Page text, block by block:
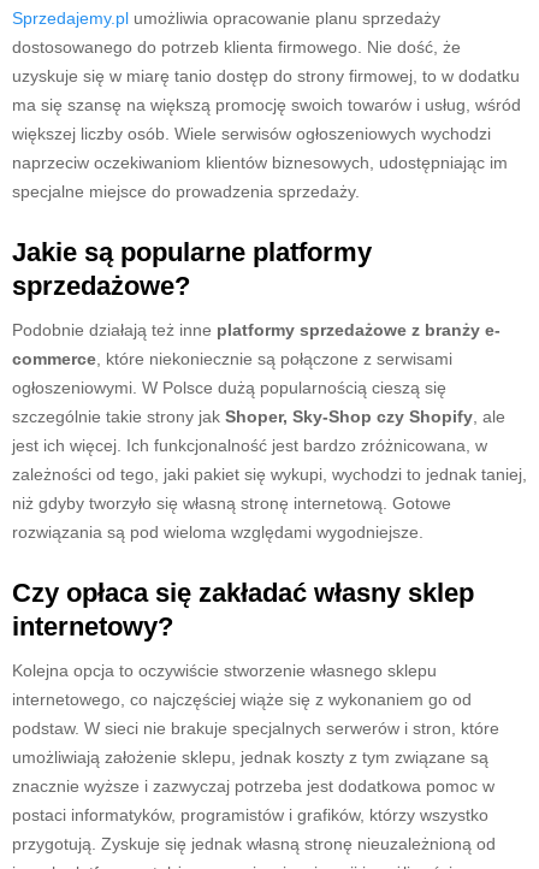
Sprzedajemy.pl umożliwia opracowanie planu sprzedaży
dostosowanego do potrzeb klienta firmowego. Nie dość, że
uzyskuje się w miarę tanio dostęp do strony firmowej, to w dodatku
ma się szansę na większą promocję swoich towarów i usług, wśród
większej liczby osób. Wiele serwisów ogłoszeniowych wychodzi
naprzeciw oczekiwaniom klientów biznesowych, udostępniając im
specjalne miejsce do prowadzenia sprzedaży.
Jakie są popularne platformy
sprzedażowe?
Podobnie działają też inne platformy sprzedażowe z branży e-
commerce , które niekoniecznie są połączone z serwisami
ogłoszeniowymi. W Polsce dużą popularnością cieszą się
szczególnie takie strony jak Shoper, Sky-Shop czy Shopify , ale
jest ich więcej. Ich funkcjonalność jest bardzo zróżnicowana, w
zależności od tego, jaki pakiet się wykupi, wychodzi to jednak taniej,
niż gdyby tworzyło się własną stronę internetową. Gotowe
rozwiązania są pod wieloma względami wygodniejsze.
Czy opłaca się zakładać własny sklep
internetowy?
Kolejna opcja to oczywiście stworzenie własnego sklepu
internetowego, co najczęściej wiąże się z wykonaniem go od
podstaw. W sieci nie brakuje specjalnych serwerów i stron, które
umożliwiają założenie sklepu, jednak koszty z tym związane są
znacznie wyższe i zazwyczaj potrzeba jest dodatkowa pomoc w
postaci informatyków, programistów i grafików, którzy wszystko
przygotują. Zyskuje się jednak własną stronę nieuzależnioną od